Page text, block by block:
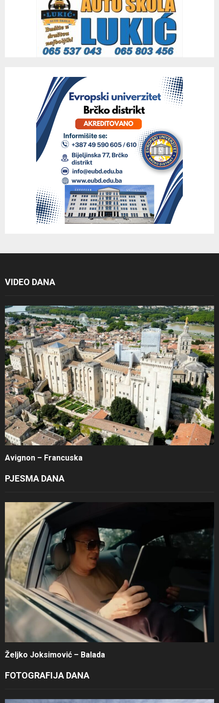
VIDEO DANA
Avignon – Francuska
PJESMA DANA
Željko Joksimović – Balada
FOTOGRAFIJA DANA